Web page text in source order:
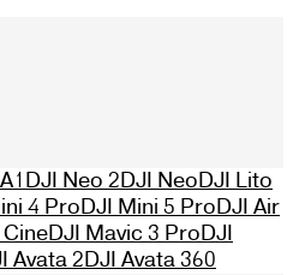
DJI Neo 2DJI NeoDJI Lito
4 ProDJI Mini 5 ProDJI Air
DJI Mavic 3 ProDJI
Avata 2DJI Avata 360